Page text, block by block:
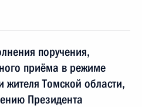
поручения,
приёма в режиме
жителя Томской области,
Президента